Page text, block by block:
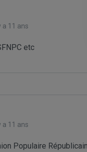
a 11 ans
etc
a 11 ans
Populaire